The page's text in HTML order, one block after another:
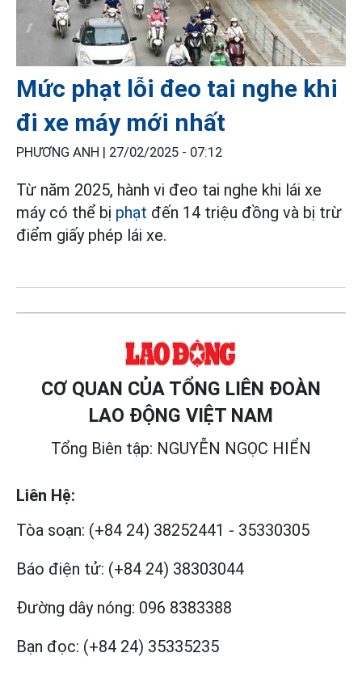
Mức phạt lỗi đeo tai nghe khi
đi xe máy mới nhất
PHƯƠNG ANH | 27/02/2025 - 07:12
Từ năm 2025, hành vi đeo tai nghe khi lái xe
máy có thể bị phạt đến 14 triệu đồng và bị trừ
điểm giấy phép lái xe.
CƠ QUAN CỦA TỔNG LIÊN ĐOÀN
LAO ĐỘNG VIỆT NAM
Tổng Biên tập: NGUYỄN NGỌC HIỂN
Liên Hệ:
Tòa soạn: (+84 24) 38252441 - 35330305
Báo điện tử: (+84 24) 38303044
Đường dây nóng: 096 8383388
Bạn đọc: (+84 24) 35335235